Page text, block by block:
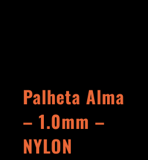
Palheta Alma
– 1.0mm –
NYLON